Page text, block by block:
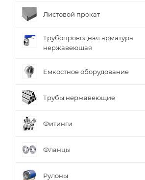
Листовой прокат
Трубопроводная арматура
нержавеющая
Емкостное оборудование
Трубы нержавеющие
Фитинги
Фланцы
Рулоны